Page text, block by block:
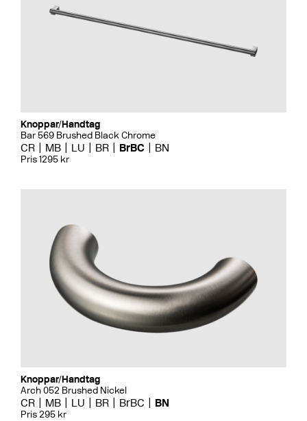
Knoppar/Handtag
Bar 569 Brushed Black Chrome
CR MB LU BR BrBC BN
Pris 1295 kr
Knoppar/Handtag
Arch 052 Brushed Nickel
CR MB LU BR BrBC BN
Pris 295 kr